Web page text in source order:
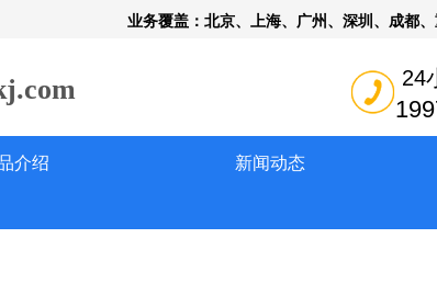
24
业务覆盖：北京、上海、广州、深圳、成都
介绍 新闻动态